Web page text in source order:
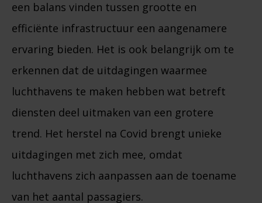
een balans vinden tussen grootte en
efficiënte infrastructuur een aangenamere
ervaring bieden. Het is ook belangrijk om te
erkennen dat de uitdagingen waarmee
luchthavens te maken hebben wat betreft
diensten deel uitmaken van een grotere
trend. Het herstel na Covid brengt unieke
uitdagingen met zich mee, omdat
luchthavens zich aanpassen aan de toename
van het aantal passagiers.